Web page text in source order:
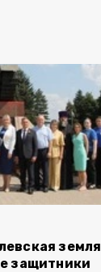
земля
защитники